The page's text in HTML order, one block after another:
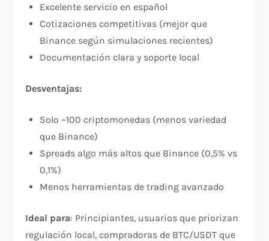
Excelente servicio en español​
Cotizaciones competitivas (mejor que
Binance según simulaciones recientes)​
Documentación clara y soporte local​
Desventajas:
Solo ~100 criptomonedas (menos variedad
que Binance)​
Spreads algo más altos que Binance (0,5% vs
0,1%)​
Menos herramientas de trading avanzado​
Ideal para: Principiantes, usuarios que priorizan
regulación local, compradoras de BTC/USDT que